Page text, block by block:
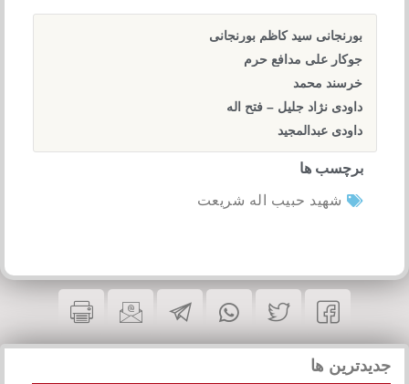
بورنجانی سید کاظم بورنجانی
جوکار علی مدافع حرم
خرسند محمد
داودی نژاد جلیل – فتح اله
داودی عبدالمجید
برچسب ها
شهید حبیب اله شریعت
جدیدترین ها